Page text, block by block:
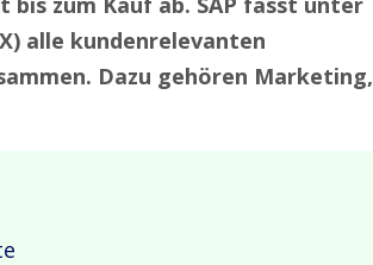
alle kundenrelevanten
Dazu gehören Marketing,